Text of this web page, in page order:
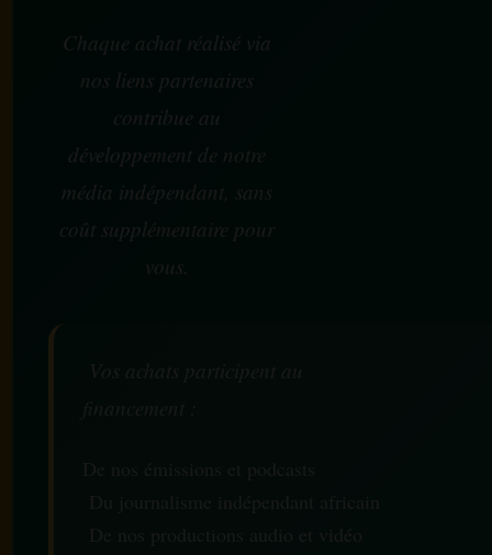
Chaque achat réalisé via
nos liens partenaires
contribue au
développement de notre
média indépendant, sans
coût supplémentaire pour
vous.